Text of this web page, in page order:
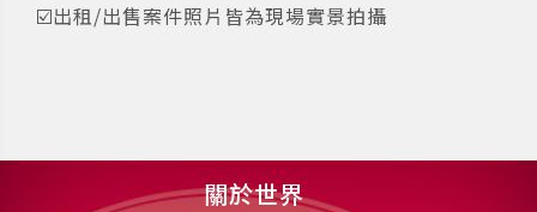
☑️出租/出售案件照片皆為現場實景拍攝
關於世界